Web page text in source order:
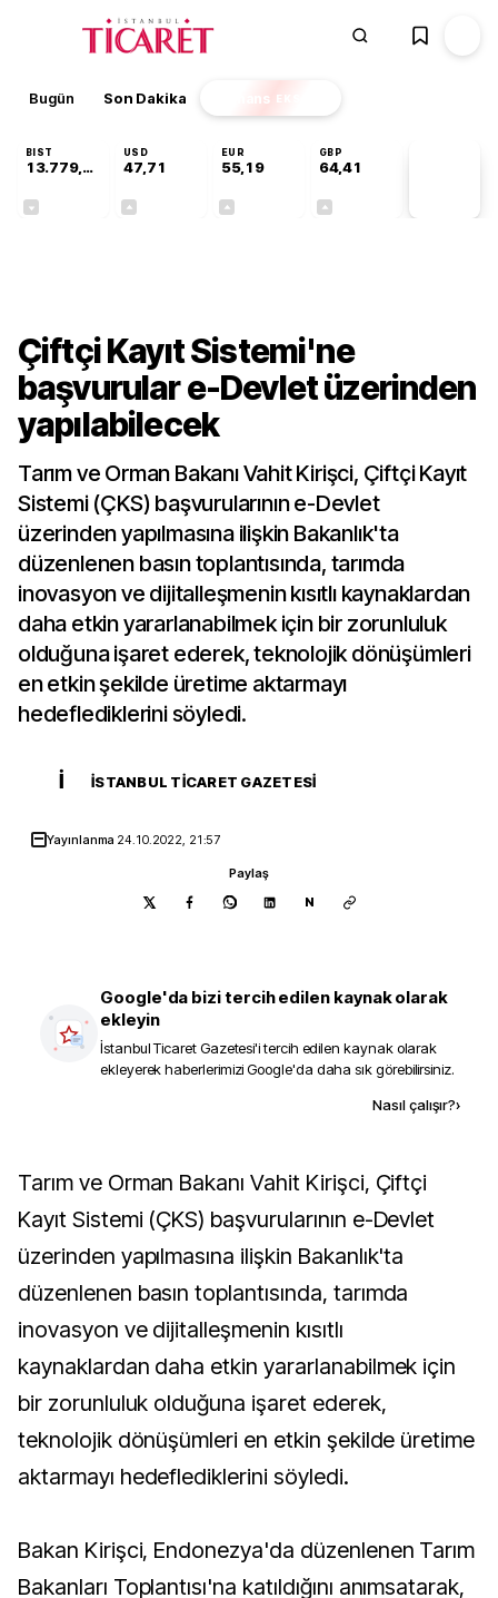
Bugün Son Dakika Finans EKSTRA
BIST
13.779,39
USD
47,71
EUR
55,19
GBP
64,41
Çiftçi Kayıt Sistemi'ne
başvurular e-Devlet üzerinden
yapılabilecek
Tarım ve Orman Bakanı Vahit Kirişci, Çiftçi Kayıt
Sistemi (ÇKS) başvurularının e-Devlet
üzerinden yapılmasına ilişkin Bakanlık'ta
düzenlenen basın toplantısında, tarımda
inovasyon ve dijitalleşmenin kısıtlı kaynaklardan
daha etkin yararlanabilmek için bir zorunluluk
olduğuna işaret ederek, teknolojik dönüşümleri
en etkin şekilde üretime aktarmayı
hedeflediklerini söyledi.
İ İSTANBUL TICARET GAZETESI
Yayınlanma 24.10.2022, 21:57
Paylaş
N
Google'da bizi tercih edilen kaynak olarak
ekleyin
İstanbul Ticaret Gazetesi'i tercih edilen kaynak olarak
ekleyerek haberlerimizi Google'da daha sık görebilirsiniz.
Nasıl çalışır?›
Tarım ve Orman Bakanı Vahit Kirişci, Çiftçi
Kayıt Sistemi (ÇKS) başvurularının e-Devlet
üzerinden yapılmasına ilişkin Bakanlık'ta
düzenlenen basın toplantısında, tarımda
inovasyon ve dijitalleşmenin kısıtlı
kaynaklardan daha etkin yararlanabilmek için
bir zorunluluk olduğuna işaret ederek,
teknolojik dönüşümleri en etkin şekilde üretime
aktarmayı hedeflediklerini söyledi.
Bakan Kirişci, Endonezya'da düzenlenen Tarım
Bakanları Toplantısı'na katıldığını anımsatarak,